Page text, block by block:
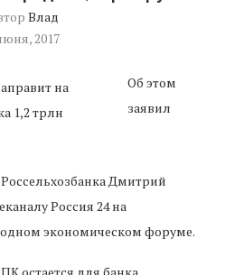
Влад
2017
Об этом
заявил
Дмитрий
Россия 24 на
экономическом форуме.